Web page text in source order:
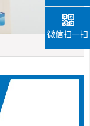
微信扫一扫